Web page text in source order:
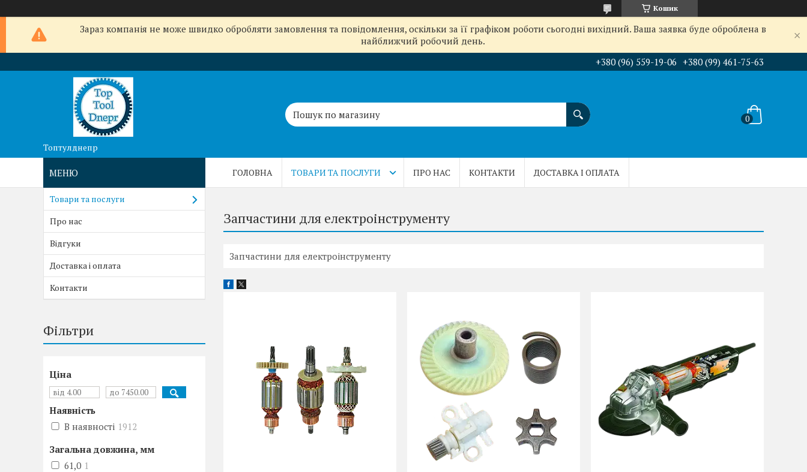
Кошик
Зараз компанія не може швидко обробляти замовлення та повідомлення, оскільки за її графіком роботи сьогодні вихідний. Ваша заявка буде оброблена в
найближчий робочий день.
+380 (96) 559-19-06 +380 (99) 461-75-63
Топтулднепр
ГОЛОВНА ТОВАРИ ТА ПОСЛУГИ ПРО НАС КОНТАКТИ ДОСТАВКА І ОПЛАТА
Запчастини для електроінструменту
Запчастини для електроінструменту
Товари та послуги
Про нас
Відгуки
Доставка і оплата
Контакти
Фільтри
Ціна
Наявність
В наявності 1912
Загальна довжина, мм
61,0 1